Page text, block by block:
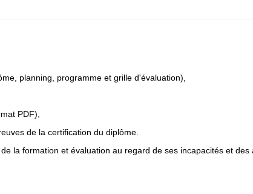
planning, programme et grille d'évaluation),
PDF),
de la certification du diplôme.
la formation et évaluation au regard de ses incapacités et des